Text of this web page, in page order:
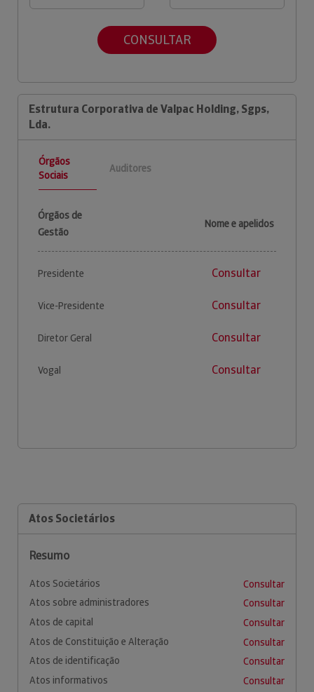
CONSULTAR
Estrutura Corporativa de Valpac Holding, Sgps,
Lda.
Órgãos
Sociais
Auditores
Órgãos de
Gestão
Nome e apelidos
Presidente Consultar
Vice-Presidente Consultar
Diretor Geral Consultar
Vogal Consultar
Atos Societários
Resumo
Atos Societários
Consultar
Atos sobre administradores
Consultar
Atos de capital
Consultar
Atos de Constituição e Alteração
Consultar
Atos de identificação
Consultar
Atos informativos
Consultar